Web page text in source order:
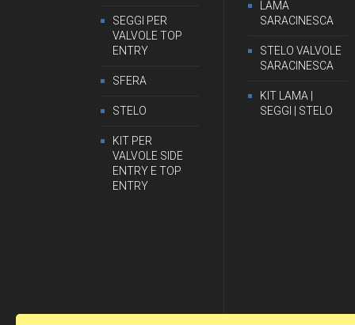
SEGGI PER
VALVOLE TOP
ENTRY
SFERA
STELO
KIT PER
VALVOLE SIDE
ENTRY E TOP
ENTRY
LAMA
SARACINESCA
STELO VALVOLE
SARACINESCA
KIT LAMA |
SEGGI | STELO